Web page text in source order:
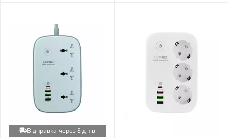
Відправка через 8 днів